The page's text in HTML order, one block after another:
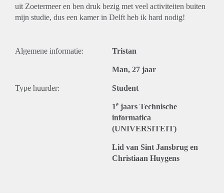
uit Zoetermeer en ben druk bezig met veel activiteiten buiten
mijn studie, dus een kamer in Delft heb ik hard nodig!
Algemene informatie: Tristan
Man, 27 jaar
Type huurder: Student
1e jaars Technische
informatica
(UNIVERSITEIT)
Lid van Sint Jansbrug en
Christiaan Huygens